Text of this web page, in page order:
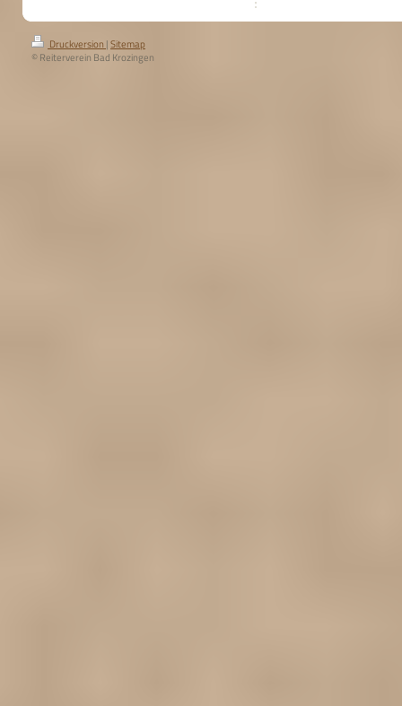
Druckversion |Sitemap
© Reiterverein Bad Krozingen